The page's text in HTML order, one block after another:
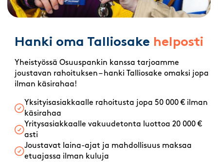
Hanki oma Talliosake helposti
Yheistyössä Osuuspankin kanssa tarjoamme
joustavan rahoituksen – hanki Talliosake omaksi jopa
ilman käsirahaa!
Yksityisasiakkaalle rahoitusta jopa 50 000 € ilman
käsirahaa
Yritysasiakkaalle vakuudetonta luottoa 20 000 €
asti
Joustavat laina-ajat ja mahdollisuus maksaa
etuajassa ilman kuluja